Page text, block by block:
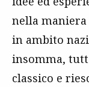
nella maniera
in ambito
insomma,
classico e